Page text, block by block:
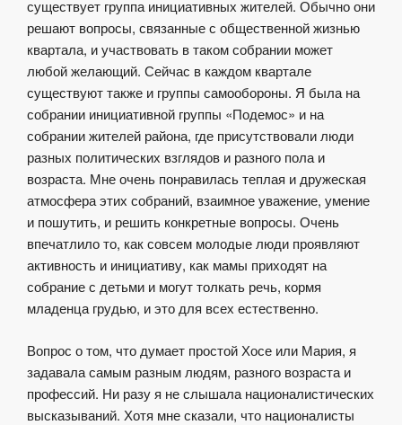
существует группа инициативных жителей. Обычно они
решают вопросы, связанные с общественной жизнью
квартала, и участвовать в таком собрании может
любой желающий. Сейчас в каждом квартале
существуют также и группы самообороны. Я была на
собрании инициативной группы «Подемос» и на
собрании жителей района, где присутствовали люди
разных политических взглядов и разного пола и
возраста. Мне очень понравилась теплая и дружеская
атмосфера этих собраний, взаимное уважение, умение
и пошутить, и решить конкретные вопросы. Очень
впечатлило то, как совсем молодые люди проявляют
активность и инициативу, как мамы приходят на
собрание с детьми и могут толкать речь, кормя
младенца грудью, и это для всех естественно.
Вопрос о том, что думает простой Хосе или Мария, я
задавала самым разным людям, разного возраста и
профессий. Ни разу я не слышала националистических
высказываний. Хотя мне сказали, что националисты